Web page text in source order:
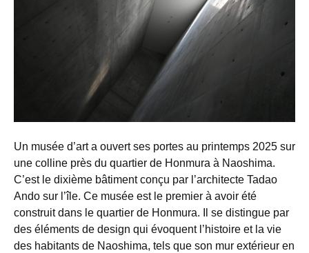
Un musée d’art a ouvert ses portes au printemps 2025 sur
une colline près du quartier de Honmura à Naoshima.
C’est le dixième bâtiment conçu par l’architecte Tadao
Ando sur l’île. Ce musée est le premier à avoir été
construit dans le quartier de Honmura. Il se distingue par
des éléments de design qui évoquent l’histoire et la vie
des habitants de Naoshima, tels que son mur extérieur en